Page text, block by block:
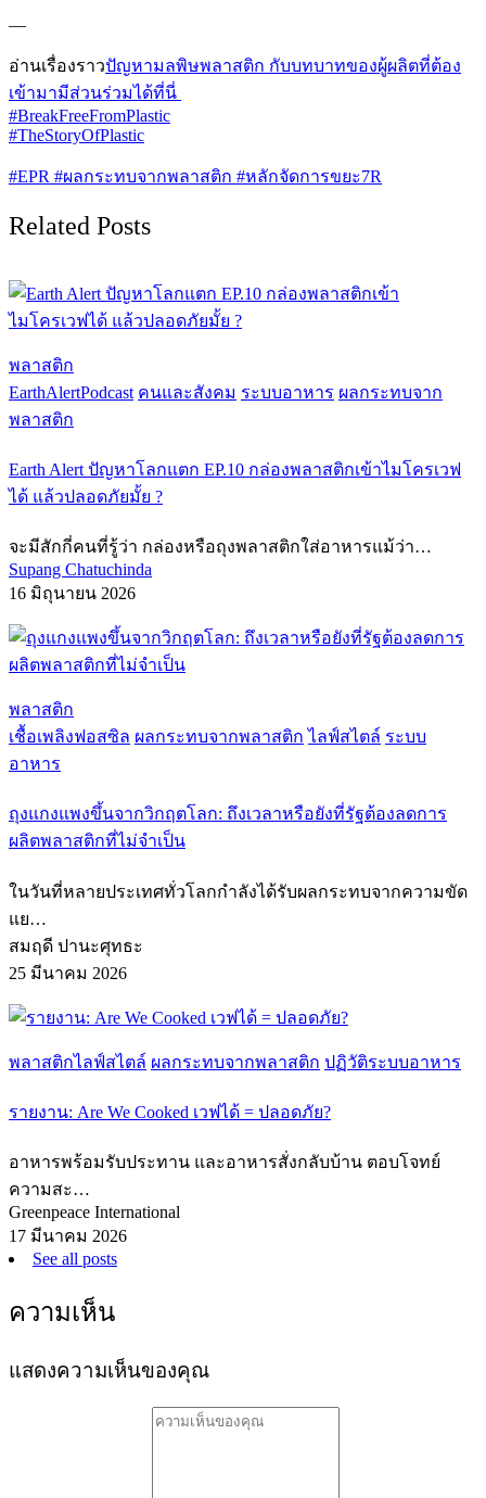
—
อ่านเรื่องราวปัญหามลพิษพลาสติก กับบทบาทของผู้ผลิตที่ต้อง
เข้ามามีส่วนร่วมได้ที่นี่
#BreakFreeFromPlastic
#TheStoryOfPlastic
#EPR #ผลกระทบจากพลาสติก #หลักจัดการขยะ7R
Related Posts
พลาสติก
EarthAlertPodcast คนและสังคม ระบบอาหาร ผลกระทบจาก
พลาสติก
Earth Alert ปัญหาโลกแตก EP.10 กล่องพลาสติกเข้าไมโครเวฟ
ได้ แล้วปลอดภัยมั้ย ?
จะมีสักกี่คนที่รู้ว่า กล่องหรือถุงพลาสติกใส่อาหารแม้ว่า…
Supang Chatuchinda
16 มิถุนายน 2026
พลาสติก
เชื้อเพลิงฟอสซิล ผลกระทบจากพลาสติก ไลฟ์สไตล์ ระบบ
อาหาร
ถุงแกงแพงขึ้นจากวิกฤตโลก: ถึงเวลาหรือยังที่รัฐต้องลดการ
ผลิตพลาสติกที่ไม่จำเป็น
ในวันที่หลายประเทศทั่วโลกกำลังได้รับผลกระทบจากความขัด
แย…
สมฤดี ปานะศุทธะ
25 มีนาคม 2026
พลาสติกไลฟ์สไตล์ ผลกระทบจากพลาสติก ปฏิวัติระบบอาหาร
รายงาน: Are We Cooked เวฟได้ = ปลอดภัย?
อาหารพร้อมรับประทาน และอาหารสั่งกลับบ้าน ตอบโจทย์
ความสะ…
Greenpeace International
17 มีนาคม 2026
See all posts
ความเห็น
แสดงความเห็นของคุณ